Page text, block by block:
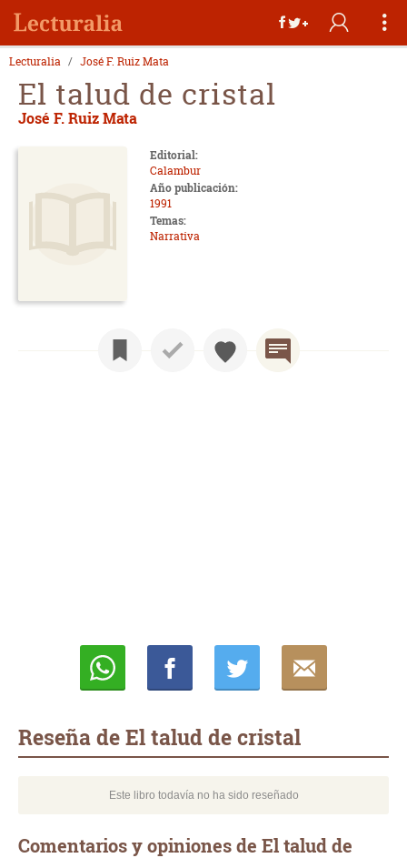
Lecturalia José F. Ruiz Mata
El talud de cristal
José F. Ruiz Mata
Editorial:
Calambur
Año publicación:
1991
Temas:
Narrativa
Reseña de El talud de cristal
Este libro todavía no ha sido reseñado
Comentarios y opiniones de El talud de